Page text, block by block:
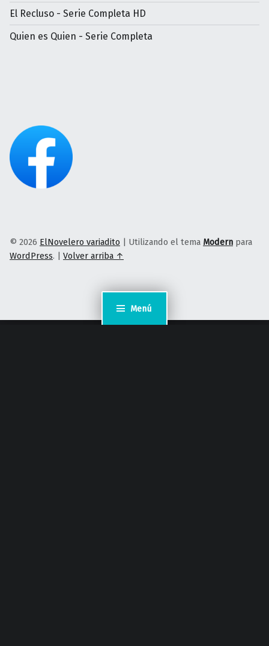
Menú
El Recluso - Serie Completa HD
Quien es Quien - Serie Completa
© 2026 ElNovelero variadito Utilizando el tema Modern para
WordPress. Volver arriba ↑